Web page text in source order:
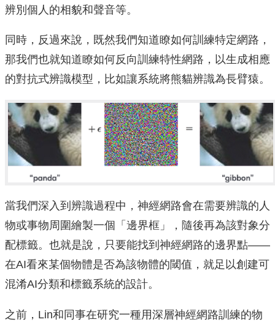
辨別個人的相貌和聲音等。
同時，反過來說，既然我們知道瞭如何訓練特定網路，
那我們也就知道瞭如何反向訓練特性網路，以生成相應
的對抗式辨識模型，比如讓系統將熊貓辨識為長臂猿。
當我們深入到辨識過程中，神經網路會在需要辨識的人
物或事物周圍繪製一個「邊界框」，隨後再為該對象分
配標籤。也就是說，只要能找到神經網路的邊界點——
在AI看來某個物體是否為該物體的閾值，就足以創建可
混淆AI分類和標籤系統的設計。
之前，Lin和同事在研究一種用深層神經網路訓練的物